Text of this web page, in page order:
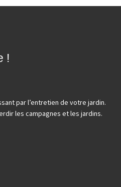
!
par l’entretien de votre jardin.
les campagnes et les jardins.